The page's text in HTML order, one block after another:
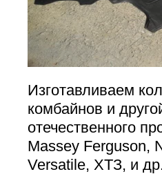
Изготавливаем
комбайнов и
отечественного
Massey Ferguson,
Versatile, ХТЗ, и